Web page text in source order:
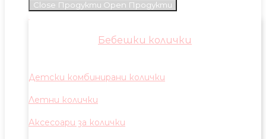
Close Продукти Open Продукти
Бебешки колички
Детски комбинирани колички
Летни колички
Аксесоари за колички